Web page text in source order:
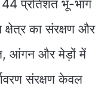
44 प्रतिशत भू-भाग
का संरक्षण और
आंगन और मेड़ों में
संरक्षण केवल